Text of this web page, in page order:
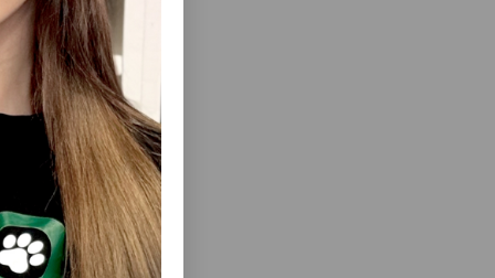
Gör
ÜÇÜN
BALACA ITLƏR (KÜÇÜKLƏR) ÜÇÜN MAL
ƏTI VƏ TOYUQ TƏRKIBLI YAŞ YEMDIR.